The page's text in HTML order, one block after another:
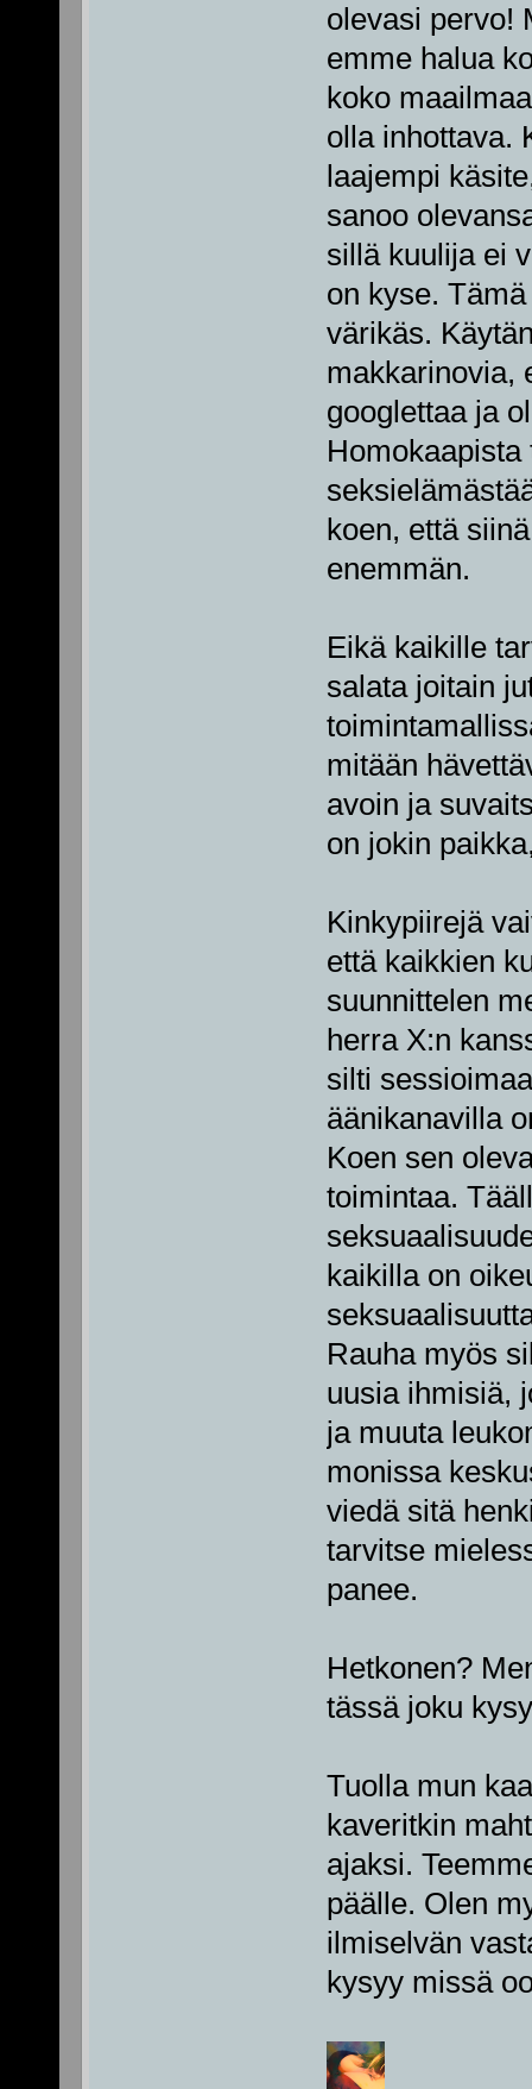
olevasi pervo!
emme halua
koko
olla inhottava.
laajempi
sanoo
sillä kuulija ei
on kyse.
värikäs.
makkarinovia,
googlettaa ja
koen, että
enemmän.
Eikä kaikille
salata joitain
mitään
avoin ja
on jokin
Kinkypiirejä
että kaikkien
suunnittelen
herra X:n
silti
äänikanavilla
Koen sen
toimintaa.
kaikilla on
Rauha myös
uusia ihmisiä,
ja muuta
monissa
viedä sitä
tarvitse
panee.
Hetkonen?
tässä joku
Tuolla mun
kaveritkin
ajaksi.
päälle. Olen
ilmiselvän
kysyy missä